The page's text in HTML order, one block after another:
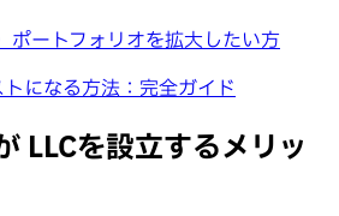
ポートフォリオを拡大したい方
になる方法：完全ガイド
LLCを設立するメリッ